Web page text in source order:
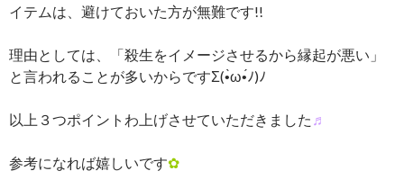
イテムは、避けておいた方が無難です!!
理由としては、「殺生をイメージさせるから縁起が悪い」
と言われることが多いからですΣ(•̀ω•́ﾉ)ﾉ
以上３つポイントわ上げさせていただきました ♬
参考になれば嬉しいです✿